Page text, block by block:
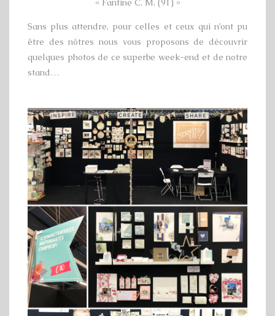
« Fantine C. M. (91) »
Sans plus attendre, pour celles et ceux qui n’ont pu
être des nôtres nous vous proposons de découvrir
quelques photos de ce superbe week-end et de notre
stand…